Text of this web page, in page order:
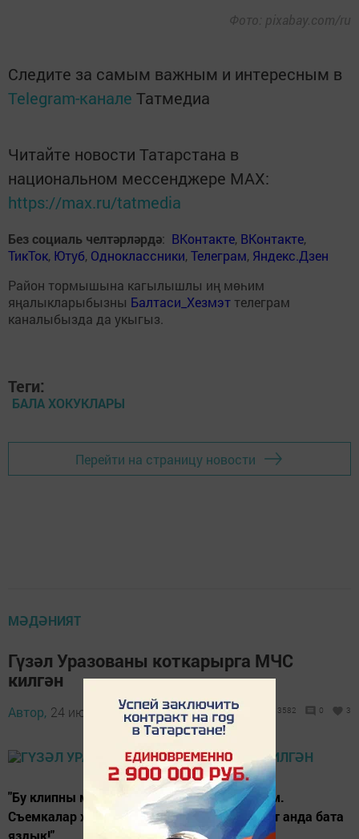
Фото: pixabay.com/ru
Следите за самым важным и интересным в
Telegram-канале Татмедиа
Читайте новости Татарстана в
национальном мессенджере MАХ:
https://max.ru/tatmedia
Без социаль челтәрләрдә: ВКонтакте, ВКонтакте,
ТикТок, Ютуб, Одноклассники,Телеграм, Яндекс.Дзен
Район тормышына кагылышлы иң мөһим
яңалыкларыбызны Балтаси_Хезмэт телеграм
каналыбызда да укыгыз.
Теги:
БАЛА ХОКУКЛАРЫ
Перейти на страницу новости
МӘДӘНИЯТ
Гүзәл Уразованы коткарырга МЧС
килгән
Автор, 24 июль 2019 - 08:11 3582 0 3
"Бу клипны мин тыныч кына карый алмыйм.
Съемкалар хәтергә төшә. Беләсезме, без бит анда бата